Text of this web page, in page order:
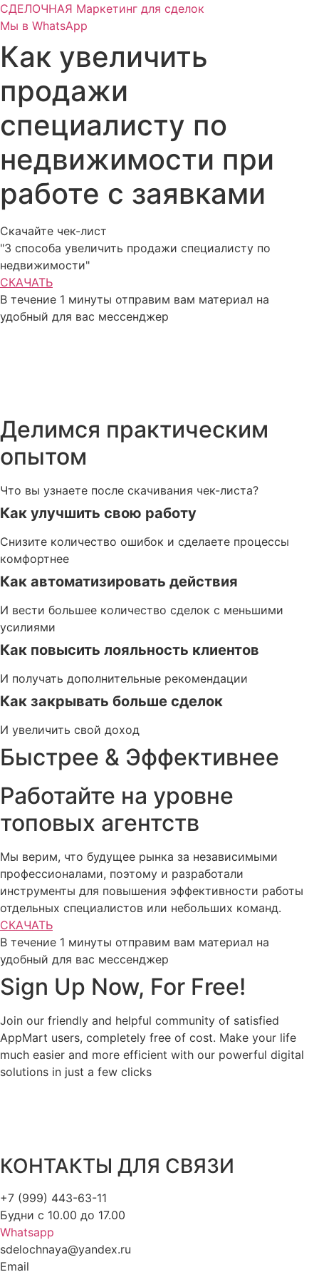
Перейти
к
содержимому
СДЕЛОЧНАЯ Маркетинг для сделок
Мы в WhatsApp
Как увеличить
продажи
специалисту по
недвижимости при
работе с заявками
Скачайте чек-лист
"3 способа увеличить продажи специалисту по
недвижимости"
СКАЧАТЬ
В течение 1 минуты отправим вам материал на
удобный для вас мессенджер
Делимся практическим
опытом
Что вы узнаете после скачивания чек-листа?
Как улучшить свою работу
Снизите количество ошибок и сделаете процессы
комфортнее
Как автоматизировать действия
И вести большее количество сделок с меньшими
усилиями
Как повысить лояльность клиентов
И получать дополнительные рекомендации
Как закрывать больше сделок
И увеличить свой доход
Быстрее & Эффективнее
Работайте на уровне
топовых агентств
Мы верим, что будущее рынка за независимыми
профессионалами, поэтому и разработали
инструменты для повышения эффективности работы
отдельных специалистов или небольших команд.
СКАЧАТЬ
В течение 1 минуты отправим вам материал на
удобный для вас мессенджер
Sign Up Now, For Free!
Join our friendly and helpful community of satisfied
AppMart users, completely free of cost. Make your life
much easier and more efficient with our powerful digital
solutions in just a few clicks
КОНТАКТЫ ДЛЯ СВЯЗИ
+7 (999) 443-63-11
Будни с 10.00 до 17.00
Whatsapp
sdelochnaya@yandex.ru
Email